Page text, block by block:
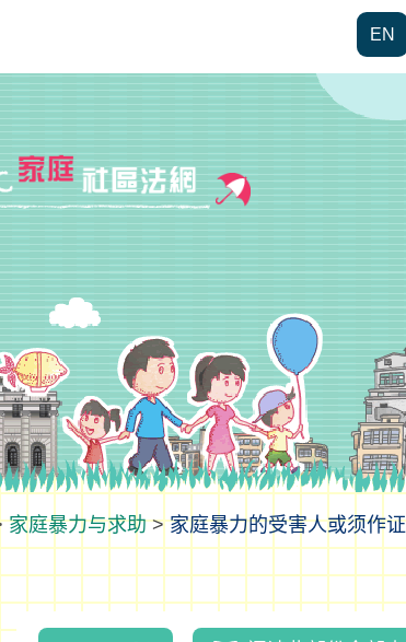
EN
家庭暴力与求助>家庭暴力的受害人或须作证